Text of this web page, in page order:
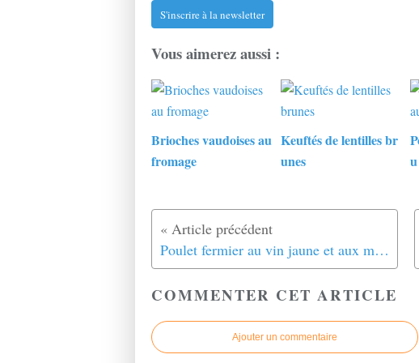
S'inscrire à la newsletter
Vous aimerez aussi :
Brioches vaudoises au
fromage
Keuftés de lentilles br
unes
Poulet fermier au vin jaune et aux morilles
COMMENTER CET ARTICLE
Ajouter un commentaire